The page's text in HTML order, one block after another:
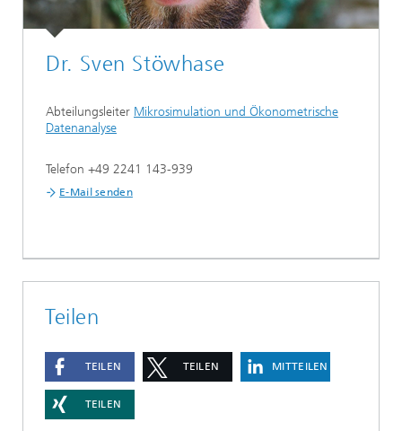
Dr. Sven Stöwhase
Abteilungsleiter Mikrosimulation und Ökonometrische
Datenanalyse
Telefon +49 2241 143-939
E-Mail senden
Teilen
TEILEN TEILEN MITTEILEN
TEILEN